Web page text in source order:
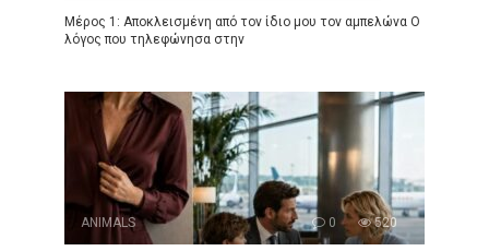
Μέρος 1: Αποκλεισμένη από τον ίδιο μου τον αμπελώνα Ο
λόγος που τηλεφώνησα στην
ANIMALS 0 520